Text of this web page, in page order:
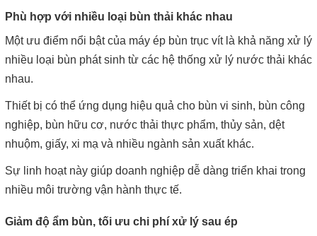
Phù hợp với nhiều loại bùn thải khác nhau
Một ưu điểm nổi bật của máy ép bùn trục vít là khả năng xử lý
nhiều loại bùn phát sinh từ các hệ thống xử lý nước thải khác
nhau.
Thiết bị có thể ứng dụng hiệu quả cho bùn vi sinh, bùn công
nghiệp, bùn hữu cơ, nước thải thực phẩm, thủy sản, dệt
nhuộm, giấy, xi mạ và nhiều ngành sản xuất khác.
Sự linh hoạt này giúp doanh nghiệp dễ dàng triển khai trong
nhiều môi trường vận hành thực tế.
Giảm độ ẩm bùn, tối ưu chi phí xử lý sau ép